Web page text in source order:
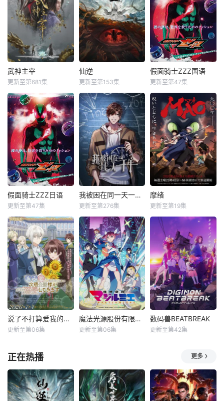
武神主宰
更新至第681集
仙逆
更新至第153集
假面骑士ZZZ国语
更新至第47集
假面骑士ZZZ日语
更新至第47集
我被困在同一天一千年动态漫
更新至第276集
摩绪
更新至第19集
说了不打算爱我的公爵继承人，不知为何对我宠爱有加
更新至第06集
魔法光源股份有限公司第二季
更新至第06集
数码兽BEATBREAK
更新至第42集
正在热播 更多